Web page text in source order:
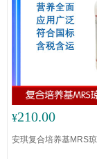
¥210.00
安琪复合培养基MRS